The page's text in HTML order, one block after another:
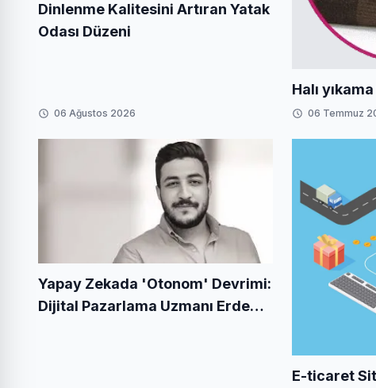
Dinlenme Kalitesini Artıran Yatak
Odası Düzeni
06 Ağustos 2026
Halı
06 Temmuz
Yapay Zekada 'Otonom' Devrimi:
Dijital Pazarlama Uzmanı Erdem
E-ticaret